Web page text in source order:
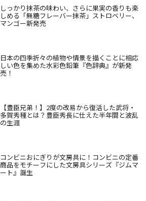
しっかり抹茶の味わい、さらに果実の香りも楽
しめる「無糖フレーバー抹茶」ストロベリー、
マンゴー新発売
日本の四季折々の植物や情景を描くことに相応
しい色を集めた水彩色鉛筆『色辞典』が新発
売！
【豊臣兄弟！】2度の改易から復活した武将・
多賀秀種とは？豊臣秀長に仕えた半年間と波乱
の生涯
コンビニおにぎりが文房具に！コンビニの定番
商品をモチーフにした文房具シリーズ『ジムマ
ート』誕生